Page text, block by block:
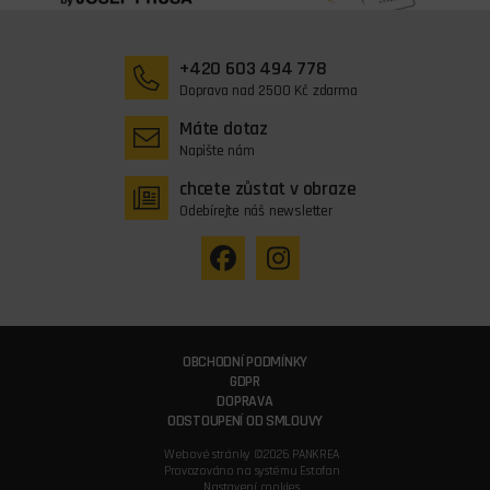
+420 603 494 778
Doprava nad 2500 Kč zdarma
Máte dotaz
Napište nám
chcete zůstat v obraze
Odebírejte náš newsletter
OBCHODNÍ PODMÍNKY
GDPR
DOPRAVA
ODSTOUPENÍ OD SMLOUVY
Webové stránky ©2026 PANKREA
Provozováno na systému Estofan